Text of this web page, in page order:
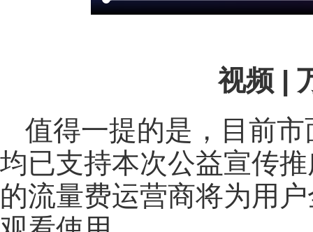
视频 |
值得一提的是，目前
均已支持本次公益宣传
的流量费运营商将为用